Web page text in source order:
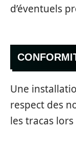
d’éventuels
Une
respect des
les tracas